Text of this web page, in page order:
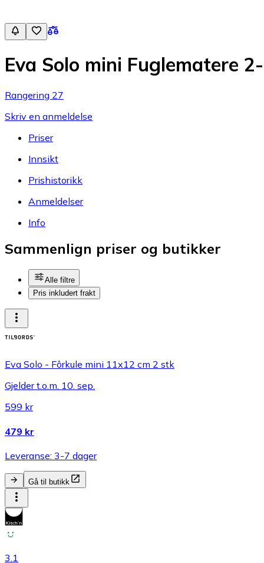
Eva Solo mini Fuglematere
Rangering 27
Skriv en anmeldelse
Priser
Innsikt
Prishistorikk
Anmeldelser
Info
Sammenlign priser og butikker
Alle filtre
Pris inkludert frakt
Eva Solo - Fôrkule mini 11x12 cm 2 stk
Gjelder t.o.m. 10. sep.
599 kr
479 kr
Leveranse: 3-7 dager
Gå til butikk
3.1